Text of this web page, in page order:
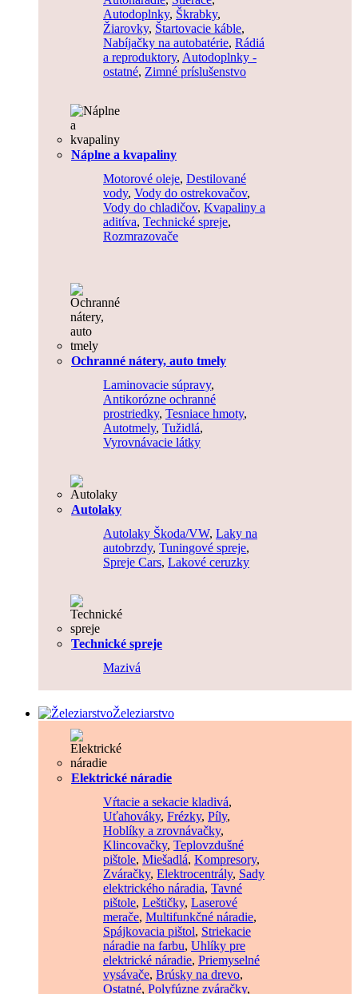
Autodoplnky, Škrabky,
Žiarovky, Štartovacie káble,
Nabíjačky na autobatérie, Rádiá
a reproduktory, Autodoplnky -
ostatné, Zimné príslušenstvo
Náplne a kvapaliny
Motorové oleje, Destilované
vody, Vody do ostrekovačov,
Vody do chladičov, Kvapaliny a
aditíva, Technické spreje,
Rozmrazovače
Ochranné nátery, auto tmely
Laminovacie súpravy,
Antikorózne ochranné
prostriedky, Tesniace hmoty,
Autotmely, Tužidlá,
Vyrovnávacie látky
Autolaky
Autolaky Škoda/VW, Laky na
autobrzdy, Tuningové spreje,
Spreje Cars, Lakové ceruzky
Technické spreje
Mazivá
Železiarstvo
Elektrické náradie
Vŕtacie a sekacie kladivá,
Uťahováky, Frézky, Píly,
Hoblíky a zrovnávačky,
Klincovačky, Teplovzdušné
pištole, Miešadlá, Kompresory,
Zváračky, Elektrocentrály, Sady
elektrického náradia, Tavné
pištole, Leštičky, Laserové
merače, Multifunkčné náradie,
Spájkovacia pištol, Striekacie
náradie na farbu, Uhlíky pre
elektrické náradie, Priemyselné
vysávače, Brúsky na drevo,
Ostatné, Polyfúzne zváračky,